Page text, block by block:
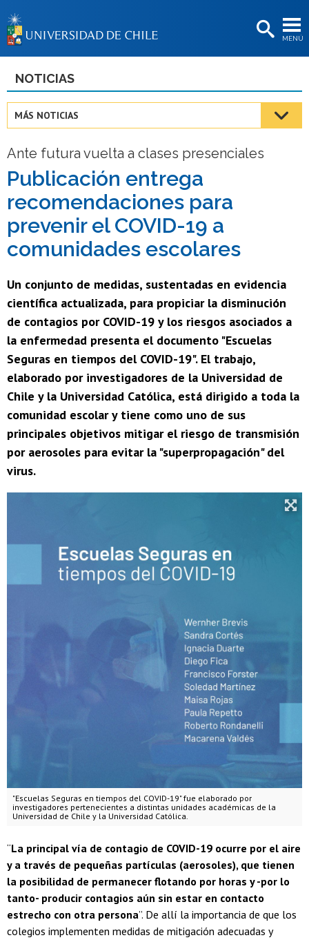
MENÚ
BIBLIOTECAS
Estudiantes
Académicas/os
Funcionarias/os
Egresadas/os
NOTICIAS
MÁS NOTICIAS
Ante futura vuelta a clases presenciales
Publicación entrega
recomendaciones para
prevenir el COVID-19 a
comunidades escolares
Un conjunto de medidas, sustentadas en evidencia
científica actualizada, para propiciar la disminución
de contagios por COVID-19 y los riesgos asociados a
la enfermedad presenta el documento "Escuelas
Seguras en tiempos del COVID-19". El trabajo,
elaborado por investigadores de la Universidad de
Chile y la Universidad Católica, está dirigido a toda la
comunidad escolar y tiene como uno de sus
principales objetivos mitigar el riesgo de transmisión
por aerosoles para evitar la "superpropagación" del
virus.
"Escuelas Seguras en tiempos del COVID-19" fue elaborado por
investigadores pertenecientes a distintas unidades académicas de la
Universidad de Chile y la Universidad Católica.
“La principal vía de contagio de COVID-19 ocurre por el aire
y a través de pequeñas partículas (aerosoles), que tienen
la posibilidad de permanecer flotando por horas y -por lo
tanto- producir contagios aún sin estar en contacto
estrecho con otra persona”. De allí la importancia de que los
colegios implementen medidas de mitigación adecuadas y